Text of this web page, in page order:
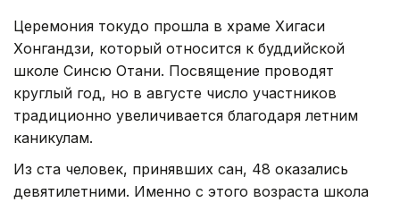
Церемония токудо прошла в храме Хигаси
Хонгандзи, который относится к буддийской
школе Синсю Отани. Посвящение проводят
круглый год, но в августе число участников
традиционно увеличивается благодаря летним
каникулам.
Из ста человек, принявших сан, 48 оказались
девятилетними. Именно с этого возраста школа